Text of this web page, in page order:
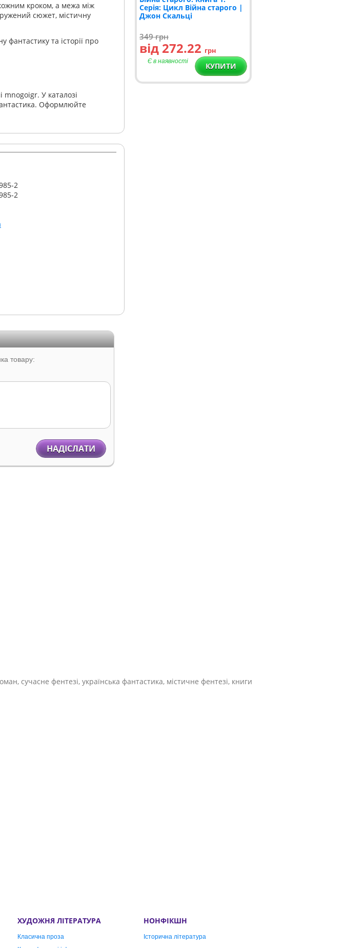
Серія: Цикл Війна старого |
Джон Скальці
349грн
від 272.22 грн
Є в наявності КУПИТИ
кроком, а межа між
сюжет, містичну
фантастику та історії про
У каталозі
Оформлюйте
2
2
товару:
НАДІСЛАТИ
сучасне фентезі, українська фантастика, містичне фентезі, книги
ХУДОЖНЯ ЛІТЕРАТУРА
Класична проза
НОНФІКШН
Історична література